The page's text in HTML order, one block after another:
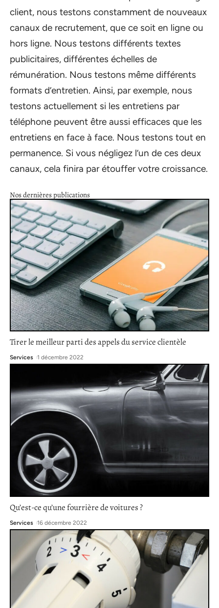
client, nous testons constamment de nouveaux
canaux de recrutement, que ce soit en ligne ou
hors ligne. Nous testons différents textes
publicitaires, différentes échelles de
rémunération. Nous testons même différents
formats d’entretien. Ainsi, par exemple, nous
testons actuellement si les entretiens par
téléphone peuvent être aussi efficaces que les
entretiens en face à face. Nous testons tout en
permanence. Si vous négligez l’un de ces deux
canaux, cela finira par étouffer votre croissance.
Nos dernières publications
Tirer le meilleur parti des appels du service clientèle
Services 1 décembre 2022
Qu’est-ce qu’une fourrière de voitures ?
Services 16 décembre 2022